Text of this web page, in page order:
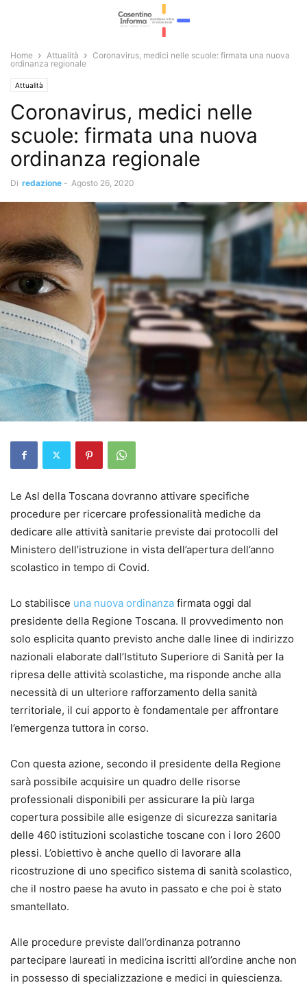
Home Attualità
Coronavirus, medici nelle scuole: firmata una nuova
ordinanza regionale
Attualità
Coronavirus, medici nelle
scuole: firmata una nuova
ordinanza regionale
Di redazione - Agosto 26, 2020
Le Asl della Toscana dovranno attivare specifiche
procedure per ricercare professionalità mediche da
dedicare alle attività sanitarie previste dai protocolli del
Ministero dell’istruzione in vista dell’apertura dell’anno
scolastico in tempo di Covid.
Lo stabilisce una nuova ordinanza firmata oggi dal
presidente della Regione Toscana. Il provvedimento non
solo esplicita quanto previsto anche dalle linee di indirizzo
nazionali elaborate dall’Istituto Superiore di Sanità per la
ripresa delle attività scolastiche, ma risponde anche alla
necessità di un ulteriore rafforzamento della sanità
territoriale, il cui apporto è fondamentale per affrontare
l’emergenza tuttora in corso.
Con questa azione, secondo il presidente della Regione
sarà possibile acquisire un quadro delle risorse
professionali disponibili per assicurare la più larga
copertura possibile alle esigenze di sicurezza sanitaria
delle 460 istituzioni scolastiche toscane con i loro 2600
plessi. L’obiettivo è anche quello di lavorare alla
ricostruzione di uno specifico sistema di sanità scolastico,
che il nostro paese ha avuto in passato e che poi è stato
smantellato.
Alle procedure previste dall’ordinanza potranno
partecipare laureati in medicina iscritti all’ordine anche non
in possesso di specializzazione e medici in quiescienza.